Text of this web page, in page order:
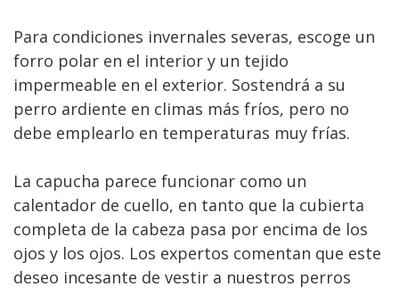
Para condiciones invernales severas, escoge un
forro polar en el interior y un tejido
impermeable en el exterior. Sostendrá a su
perro ardiente en climas más fríos, pero no
debe emplearlo en temperaturas muy frías.
La capucha parece funcionar como un
calentador de cuello, en tanto que la cubierta
completa de la cabeza pasa por encima de los
ojos y los ojos. Los expertos comentan que este
deseo incesante de vestir a nuestros perros